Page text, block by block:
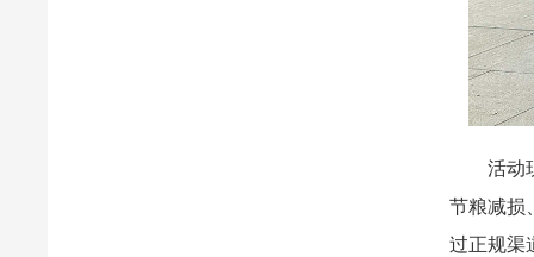
活动现
节粮减损
过正规渠